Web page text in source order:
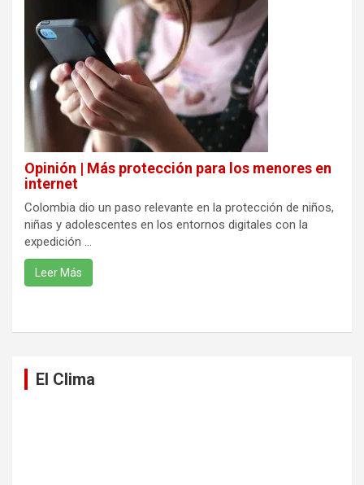
Opinión | Más protección para los menores en
internet
Colombia dio un paso relevante en la protección de niños,
niñas y adolescentes en los entornos digitales con la
expedición ...
Leer Más
El Clima